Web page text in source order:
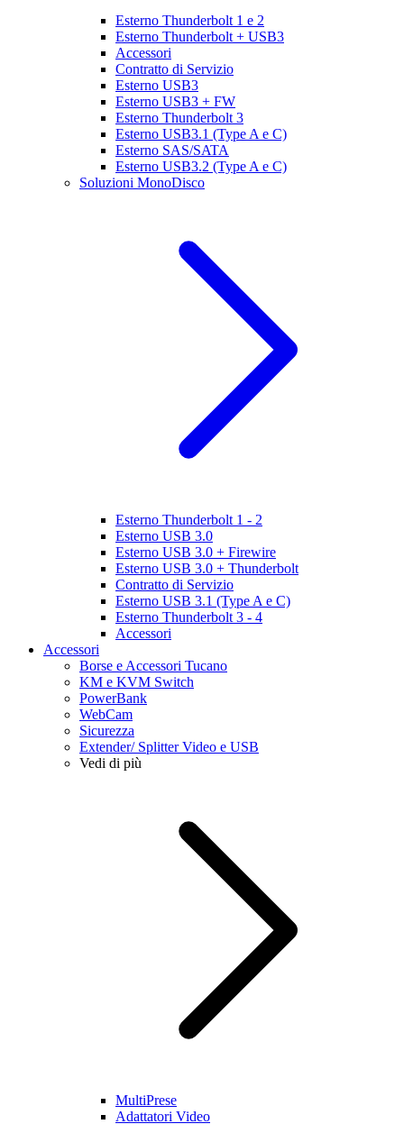
Esterno Thunderbolt 1 e 2
Esterno Thunderbolt + USB3
Accessori
Contratto di Servizio
Esterno USB3
Esterno USB3 + FW
Esterno Thunderbolt 3
Esterno USB3.1 (Type A e C)
Esterno SAS/SATA
Esterno USB3.2 (Type A e C)
Soluzioni MonoDisco
Esterno Thunderbolt 1 - 2
Esterno USB 3.0
Esterno USB 3.0 + Firewire
Esterno USB 3.0 + Thunderbolt
Contratto di Servizio
Esterno USB 3.1 (Type A e C)
Esterno Thunderbolt 3 - 4
Accessori
Accessori
Borse e Accessori Tucano
KM e KVM Switch
PowerBank
WebCam
Sicurezza
Extender/ Splitter Video e USB
Vedi di più
MultiPrese
Adattatori Video